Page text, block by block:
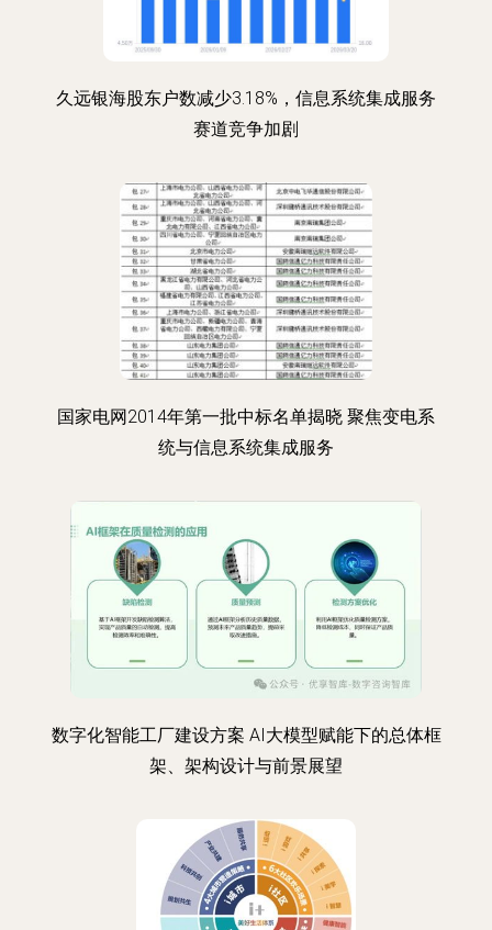
久远银海股东户数减少3.18%，信息系统集成服务
赛道竞争加剧
国家电网2014年第一批中标名单揭晓 聚焦变电系
统与信息系统集成服务
数字化智能工厂建设方案 AI大模型赋能下的总体框
架、架构设计与前景展望